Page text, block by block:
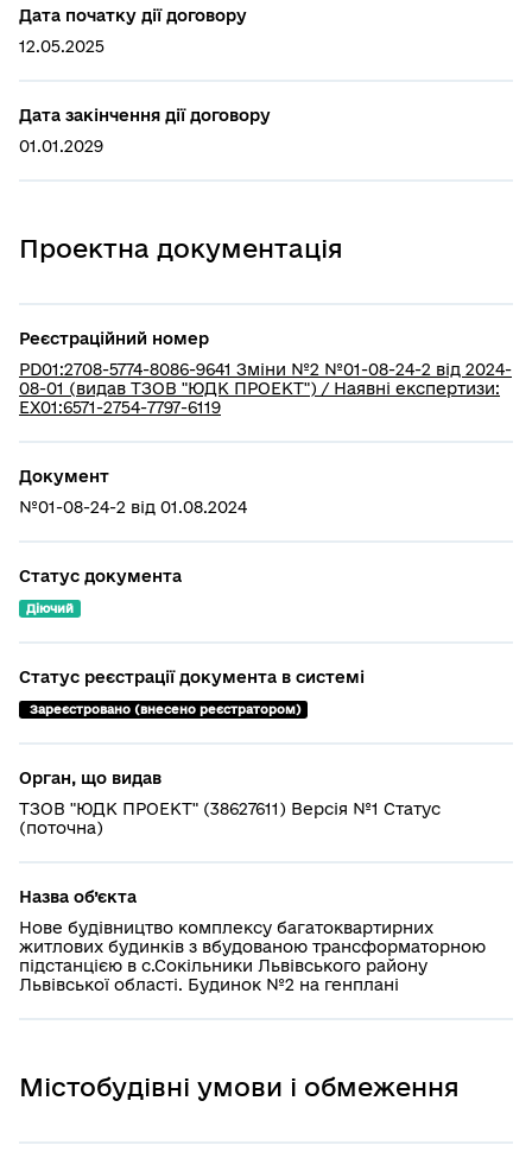
Дата початку дії договору
12.05.2025
Дата закінчення дії договору
01.01.2029
Проектна документація
Реєстраційний номер
PD01:2708-5774-8086-9641 Зміни №2 №01-08-24-2 від 2024-
08-01 (видав ТЗОВ "ЮДК ПРОЕКТ") / Наявні експертизи:
EX01:6571-2754-7797-6119
Документ
№01-08-24-2 від 01.08.2024
Статус документа
Діючий
Статус реєстрації документа в системі
Зареєстровано (внесено реєстратором)
Орган, що видав
ТЗОВ "ЮДК ПРОЕКТ" (38627611) Версія №1 Статус
(поточна)
Назва об’єкта
Нове будівництво комплексу багатоквартирних
житлових будинків з вбудованою трансформаторною
підстанцією в с.Сокільники Львівського району
Львівської області. Будинок №2 на генплані
Містобудівні умови і обмеження